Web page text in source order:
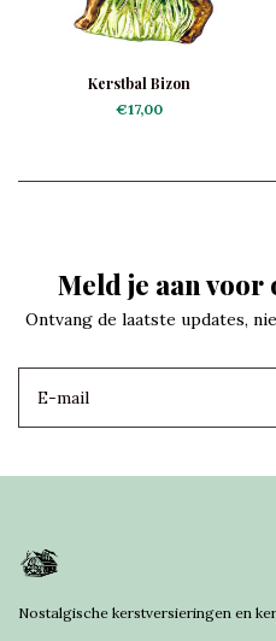
Kerstbal Bizon
€17,00
Meld je aan
Ontvang de laatste updates,
Nostalgische kerstversieringen en